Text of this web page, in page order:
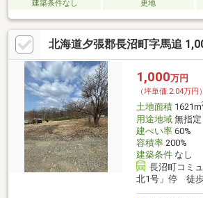
建築条件なし 更地
北海道夕張郡長沼町字馬追
1,000万円
（坪単価:2.04万円）
土地面積1621m
用途地域無指定
建ぺい率60%
容積率200%
建築条件なし
長沼町コミ
北1号」停 徒